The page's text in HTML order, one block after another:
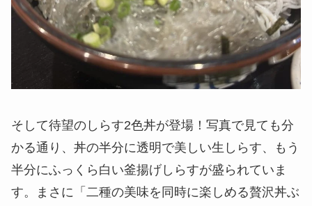
そして待望のしらす2色丼が登場！写真で見ても分
かる通り、丼の半分に透明で美しい生しらす、もう
半分にふっくら白い釜揚げしらすが盛られていま
す。まさに「二種の美味を同時に楽しめる贅沢丼ぶ